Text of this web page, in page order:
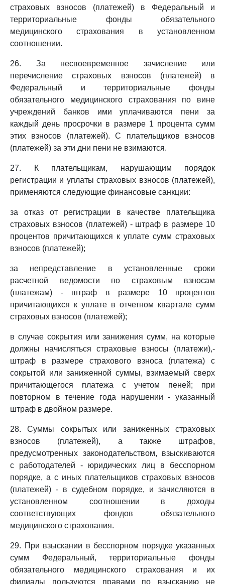
страховых взносов (платежей) в Федеральный и
территориальные фонды обязательного
медицинского страхования в установленном
соотношении.
26. За несвоевременное зачисление или
перечисление страховых взносов (платежей) в
Федеральный и территориальные фонды
обязательного медицинского страхования по вине
учреждений банков ими уплачиваются пени за
каждый день просрочки в размере 1 процента сумм
этих взносов (платежей). С плательщиков взносов
(платежей) за эти дни пени не взимаются.
27. К плательщикам, нарушающим порядок
регистрации и уплаты страховых взносов (платежей),
применяются следующие финансовые санкции:
за отказ от регистрации в качестве плательщика
страховых взносов (платежей) - штраф в размере 10
процентов причитающихся к уплате сумм страховых
взносов (платежей);
за непредставление в установленные сроки
расчетной ведомости по страховым взносам
(платежам) - штраф в размере 10 процентов
причитающихся к уплате в отчетном квартале сумм
страховых взносов (платежей);
в случае сокрытия или занижения сумм, на которые
должны начисляться страховые взносы (платежи),-
штраф в размере страхового взноса (платежа) с
сокрытой или заниженной суммы, взимаемый сверх
причитающегося платежа с учетом пеней; при
повторном в течение года нарушении - указанный
штраф в двойном размере.
28. Суммы сокрытых или заниженных страховых
взносов (платежей), а также штрафов,
предусмотренных законодательством, взыскиваются
с работодателей - юридических лиц в бесспорном
порядке, а с иных плательщиков страховых взносов
(платежей) - в судебном порядке, и зачисляются в
установленном соотношении в доходы
соответствующих фондов обязательного
медицинского страхования.
29. При взыскании в бесспорном порядке указанных
сумм Федеральный, территориальные фонды
обязательного медицинского страхования и их
филиалы пользуются правами по взысканию не